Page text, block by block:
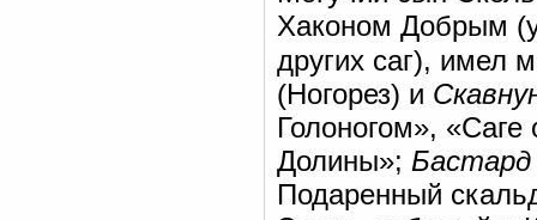
Хаконом Добрым
других саг), имел
(Ногорез) и
Голоногом»,
Долины»; Бастард
Подаренный